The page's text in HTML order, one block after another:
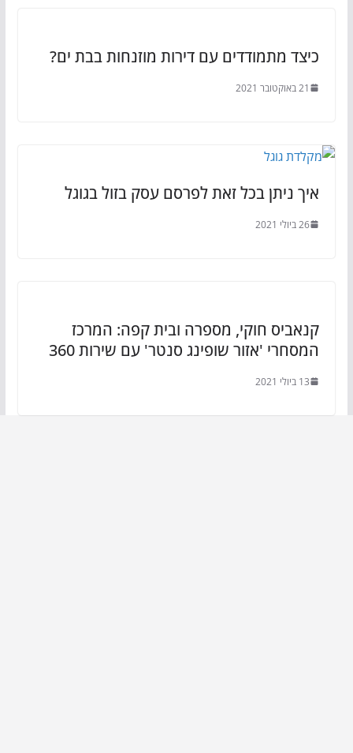
כיצד מתמודדים עם דירות מוזנחות בבת ים?
21 באוקטובר 2021
איך ניתן בכל זאת לפרסם עסק בזול בגוגל
26 ביולי 2021
קנאביס חוקי, מספרה ובית קפה: המרכז
המסחרי 'אזור שופינג סנטר' עם שירות 360
13 ביולי 2021